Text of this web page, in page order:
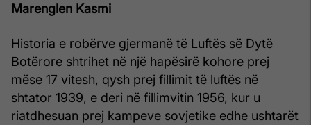
Marenglen Kasmi
Historia e robërve gjermanë të Luftës së Dytë
Botërore shtrihet në një hapësirë kohore prej
mëse 17 vitesh, qysh prej fillimit të luftës në
shtator 1939, e deri në fillimvitin 1956, kur u
riatdhesuan prej kampeve sovjetike edhe ushtarët